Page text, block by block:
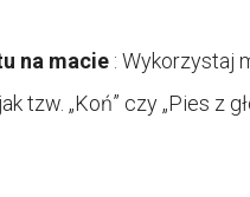
na macie : Wykorzystaj
tzw. „Koń” czy „Pies z